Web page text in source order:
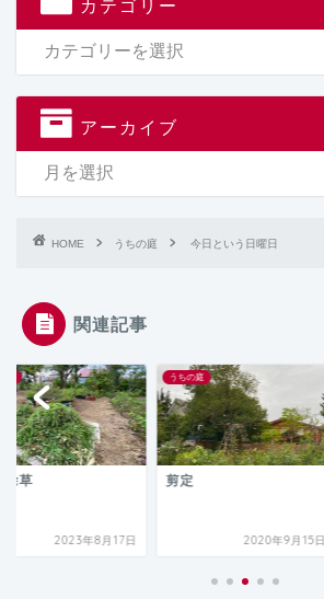
カテゴリー
アーカイブ
HOME うちの庭 今日という日曜日
関連記事
除草
2023年8月17日
うちの庭
剪定
2020年9月15日